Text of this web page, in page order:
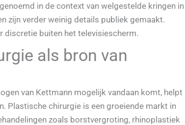
in de context van welgestelde kringen in
zijn verder weinig details publiek gemaakt.
discretie buiten het televisiescherm.
als bron van
van Kettmann mogelijk vandaan komt, helpt
Plastische chirurgie is een groeiende markt in
zoals borstvergroting, rhinoplastiek